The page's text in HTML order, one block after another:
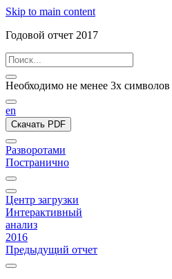
Skip to main content
Годовой отчет 2017
Необходимо не менее 3х символов
en
Скачать PDF
Разворотами
Постранично
Центр загрузки
Интерактивный
анализ
2016
Предыдущий отчет